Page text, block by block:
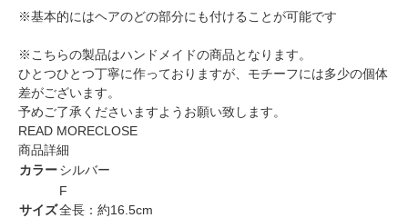
※基本的にはヘアのどの部分にも付けることが可能です
※こちらの製品はハンドメイドの商品となります。
ひとつひとつ丁寧に作っておりますが、モチーフには多少の個体
差がございます。
予めご了承くださいますようお願い致します。
READ MORECLOSE
商品詳細
カラーシルバー
サイズ
F
全長：約16.5cm